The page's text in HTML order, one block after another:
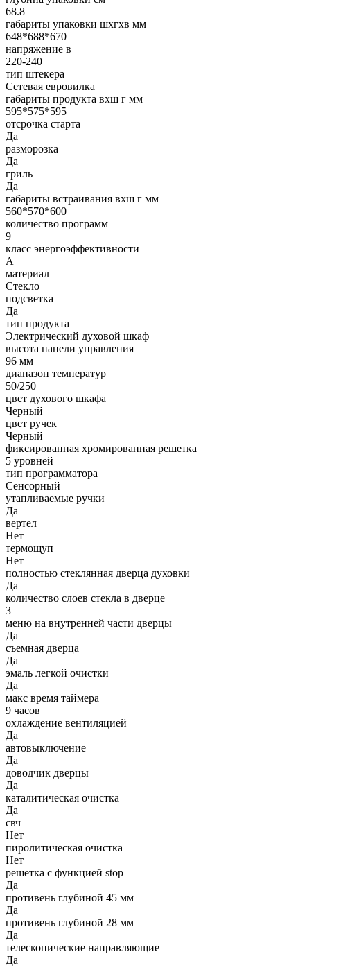
68.8
габариты упаковки шxгxв мм
648*688*670
напряжение в
220-240
тип штекера
Сетевая евровилка
габариты продукта вхш г мм
595*575*595
отсрочка старта
Да
разморозка
Да
гриль
Да
габариты встраивания вхш г мм
560*570*600
количество программ
9
класс энергоэффективности
A
материал
Стекло
подсветка
Да
тип продукта
Электрический духовой шкаф
высота панели управления
96 мм
диапазон температур
50/250
цвет духового шкафа
Черный
цвет ручек
Черный
фиксированная хромированная решетка
5 уровней
тип программатора
Сенсорный
утапливаемые ручки
Да
вертел
Нет
термощуп
Нет
полностью стеклянная дверца духовки
Да
количество слоев стекла в дверце
3
меню на внутренней части дверцы
Да
съемная дверца
Да
эмаль легкой очистки
Да
макс время таймера
9 часов
охлаждение вентиляцией
Да
автовыключение
Да
доводчик дверцы
Да
каталитическая очистка
Да
свч
Нет
пиролитическая очистка
Нет
решетка с функцией stop
Да
противень глубиной 45 мм
Да
противень глубиной 28 мм
Да
телескопические направляющие
Да